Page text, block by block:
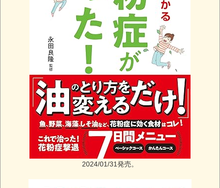
2024/01/31発売。